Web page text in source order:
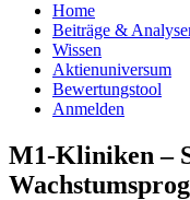
Home
Beiträge &
Wissen
Aktienuniversum
Bewertungstool
Anmelden
M1-Kliniken –